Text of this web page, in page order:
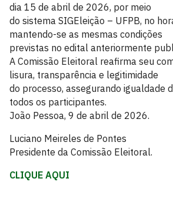
dia 15 de abril de 2026, por meio
do sistema SIGEleição – UFPB, no
mantendo-se as mesmas condições
previstas no edital anteriormente
A Comissão Eleitoral reafirma seu
lisura, transparência e legitimidade
do processo, assegurando igualdade
todos os participantes.
João Pessoa, 9 de abril de 2026.
Luciano Meireles de Pontes
Presidente da Comissão Eleitoral.
CLIQUE AQUI